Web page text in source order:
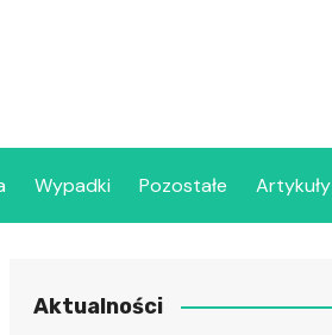
Szpital Wojskowy w
Wypadki Pozostałe Artykuły
Aktualności